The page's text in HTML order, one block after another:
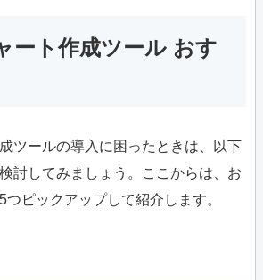
ート作成ツール おす
ツールの導入に困ったときは、以下
討してみましょう。ここからは、お
ピックアップして紹介します。